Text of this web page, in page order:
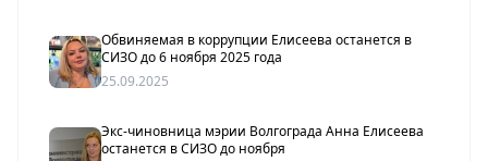
Обвиняемая в коррупции Елисеева останется в
СИЗО до 6 ноября 2025 года
25.09.2025
Экс-чиновница мэрии Волгограда Анна Елисеева
останется в СИЗО до ноября